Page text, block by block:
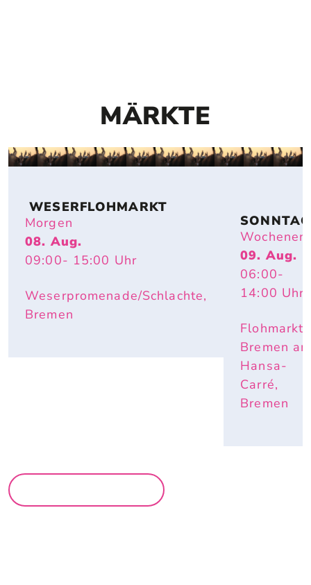
MÄRKTE
WESERFLOHMARKT
Morgen
08. Aug.
09:00- 15:00 Uhr
Weserpromenade/Schlachte,
Bremen
T
09. Aug.
06:00-
14:00 Uhr
Flohmarkt
Bremen
Hansa-
Carré,
Bremen